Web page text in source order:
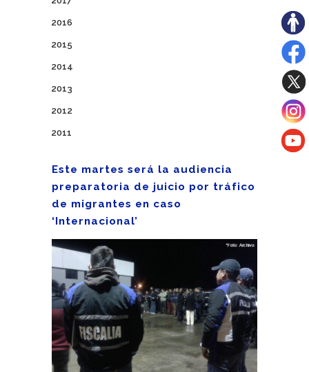
2016
2015
2014
2013
2012
2011
Este martes será la audiencia
preparatoria de juicio por tráfico
de migrantes en caso
‘Internacional’